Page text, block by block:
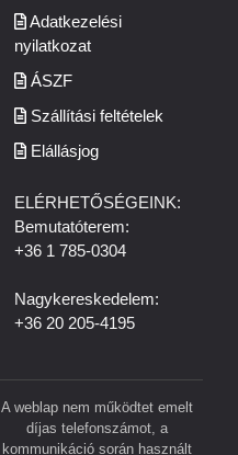
Adatkezelési
nyilatkozat
ÁSZF
Szállítási feltételek
Elállásjog
ELÉRHETŐSÉGEINK:
Bemutatóterem:
+36 1 785-0304
Nagykereskedelem:
+36 20 205-4195
A weblap nem működtet emelt
díjas telefonszámot, a
kommunikáció során használt